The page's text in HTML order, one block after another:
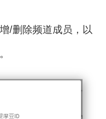
/删除频道成员，以